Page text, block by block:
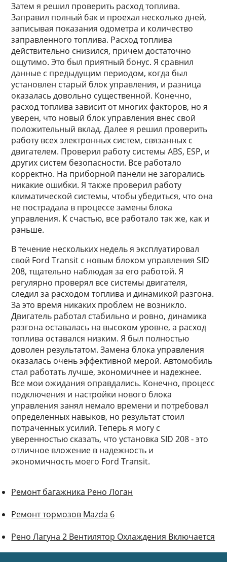
Затем я решил проверить расход топлива.
Заправил полный бак и проехал несколько дней,
записывая показания одометра и количество
заправленного топлива. Расход топлива
действительно снизился, причем достаточно
ощутимо. Это был приятный бонус. Я сравнил
данные с предыдущим периодом, когда был
установлен старый блок управления, и разница
оказалась довольно существенной. Конечно,
расход топлива зависит от многих факторов, но я
уверен, что новый блок управления внес свой
положительный вклад. Далее я решил проверить
работу всех электронных систем, связанных с
двигателем. Проверил работу системы ABS, ESP, и
других систем безопасности. Все работало
корректно. На приборной панели не загорались
никакие ошибки. Я также проверил работу
климатической системы, чтобы убедиться, что она
не пострадала в процессе замены блока
управления. К счастью, все работало так же, как и
раньше.
В течение нескольких недель я эксплуатировал
свой Ford Transit с новым блоком управления SID
208, тщательно наблюдая за его работой. Я
регулярно проверял все системы двигателя,
следил за расходом топлива и динамикой разгона.
За это время никаких проблем не возникло.
Двигатель работал стабильно и ровно, динамика
разгона оставалась на высоком уровне, а расход
топлива оставался низким. Я был полностью
доволен результатом. Замена блока управления
оказалась очень эффективной мерой. Автомобиль
стал работать лучше, экономичнее и надежнее.
Все мои ожидания оправдались. Конечно, процесс
подключения и настройки нового блока
управления занял немало времени и потребовал
определенных навыков, но результат стоил
потраченных усилий. Теперь я могу с
уверенностью сказать, что установка SID 208 - это
отличное вложение в надежность и
экономичность моего Ford Transit.
Ремонт багажника Рено Логан
Ремонт тормозов Mazda 6
Рено Лагуна 2 Вентилятор Охлаждения Включается